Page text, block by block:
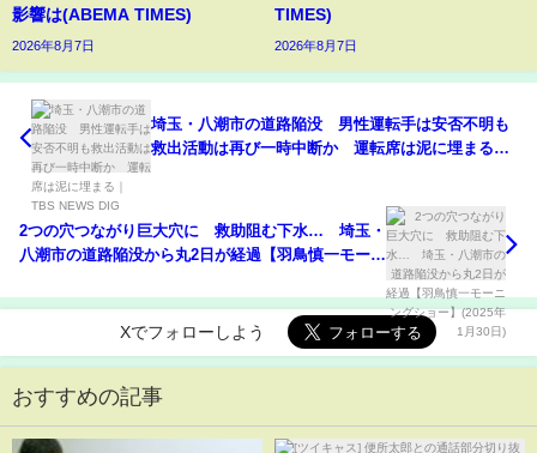
影響は(ABEMA TIMES)
2026年8月7日
TIMES)
2026年8月7日
埼玉・八潮市の道路陥没 男性運転手は安否不明も
救出活動は再び一時中断か 運転席は泥に埋まる｜
2つの穴つながり巨大穴に 救助阻む下水… 埼玉・
八潮市の道路陥没から丸2日が経過【羽鳥慎一モーニ
Xでフォローしよう
おすすめの記事